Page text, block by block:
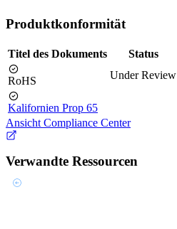
Produktkonformität
Titel des Dokuments Status
RoHS Under Review
Kalifornien Prop 65
Ansicht Compliance Center
Verwandte Ressourcen